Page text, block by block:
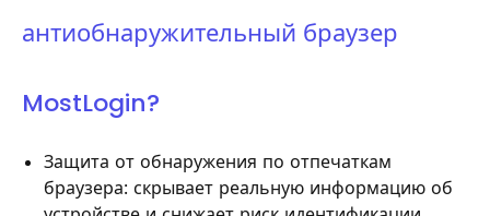
антиобнаружительный браузер
MostLogin?
Защита от обнаружения по отпечаткам
браузера: скрывает реальную информацию об